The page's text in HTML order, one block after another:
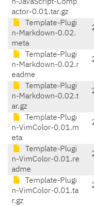
n-JavaScript-Comp
actor-0.01.tar.gz
Template-Plugi
n-Markdown-0.02.
meta
Template-Plugi
n-Markdown-0.02.r
eadme
Template-Plugi
n-Markdown-0.02.t
ar.gz
Template-Plugi
n-VimColor-0.01.m
eta
Template-Plugi
n-VimColor-0.01.re
adme
Template-Plugi
n-VimColor-0.01.ta
r.gz